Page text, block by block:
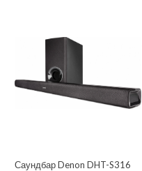
Саундбар Denon DHT-S316